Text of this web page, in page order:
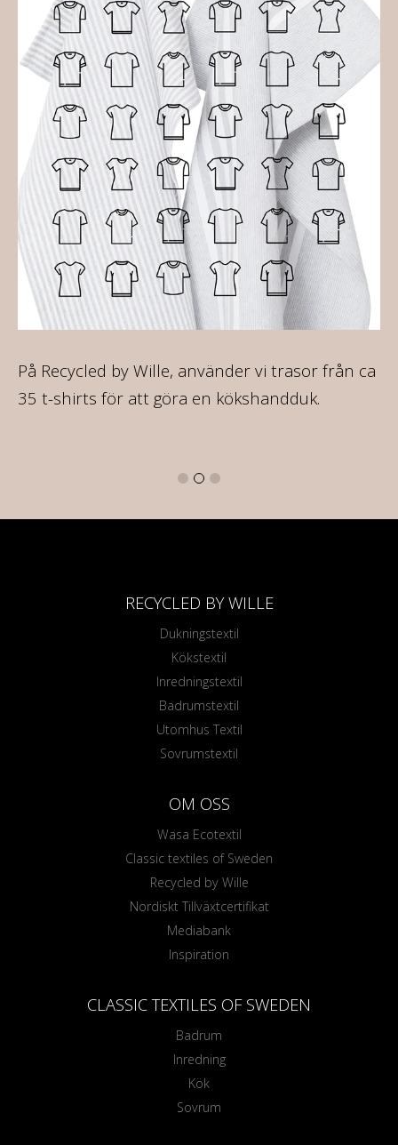
På Recycled by Wille, använder vi trasor från ca
35 t-shirts för att göra en kökshandduk.
RECYCLED BY WILLE
Dukningstextil
Kökstextil
Inredningstextil
Badrumstextil
Utomhus Textil
Sovrumstextil
OM OSS
Wasa Ecotextil
Classic textiles of Sweden
Recycled by Wille
Nordiskt Tillväxtcertifikat
Mediabank
Inspiration
CLASSIC TEXTILES OF SWEDEN
Badrum
Inredning
Kök
Sovrum